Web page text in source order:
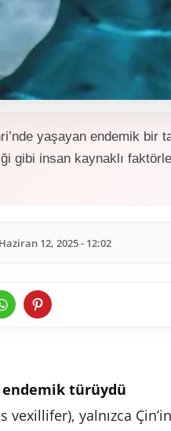
yaşayan endemik bir
gibi insan kaynaklı
Haziran 12, 2025 - 12:02
endemik türüydü
vexillifer), yalnızca